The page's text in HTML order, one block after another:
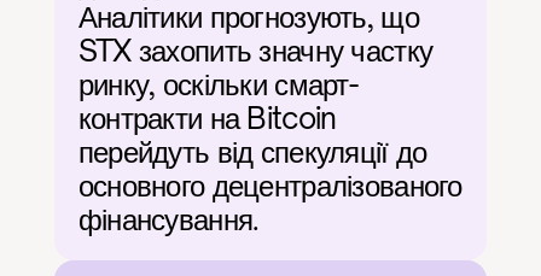
Аналітики прогнозують, що
STX захопить значну частку
ринку, оскільки смарт-
контракти на Bitcoin
перейдуть від спекуляції до
основного децентралізованого
фінансування.